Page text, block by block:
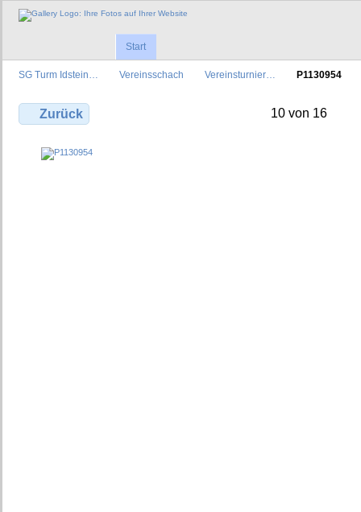
Start
SG Turm Idstein… Vereinsschach Vereinsturnier… P1130954
Zurück 10 von 16